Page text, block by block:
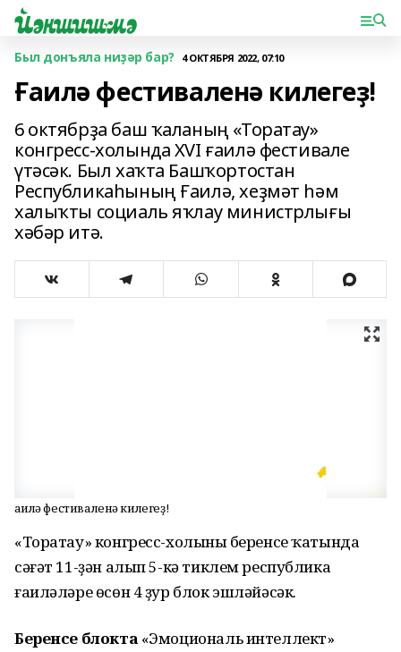
Был донъяла ниҙәр бар? 4 ОКТЯБРЯ 2022, 07:10
Ғаилә фестиваленә килегеҙ!
6 октябрҙа баш ҡаланың «Торатау»
конгресс-холында XVI ғаилә фестивале
үтәсәк. Был хаҡта Башҡортостан
Республикаһының Ғаилә, хеҙмәт һәм
халыҡты социаль яҡлау министрлығы
хәбәр итә.
Ғаилә фестиваленә килегеҙ!
«Торатау» конгресс-холының беренсе ҡатында
сәғәт 11-ҙән алып 5-кә тиклем республика
ғаиләләре өсөн 4 ҙур блок эшләйәсәк.
Беренсе блокта «Эмоциональ интеллект»